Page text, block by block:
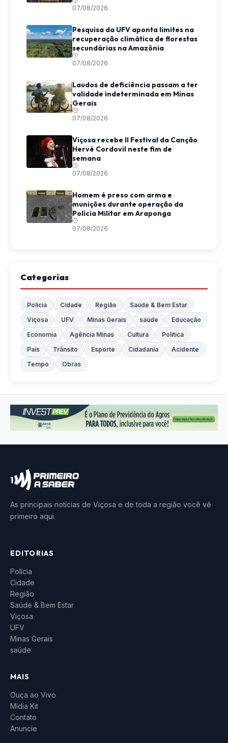
07/08/2026
Pesquisa da UFV aponta limites na
recuperação climática de florestas
secundárias na Amazônia
07/08/2026
Laudos de deficiência passam a ter
validade indeterminada em Minas
Gerais
07/08/2026
Viçosa recebe II Festival da Canção
Hervé Cordovil neste fim de
semana
07/08/2026
Homem é preso com arma e
munições durante operação da
Polícia Militar em Araponga
07/08/2026
Categorias
Polícia Cidade Região
Saúde & Bem Estar
Viçosa
UFV Minas Gerais saúde
Educação
Economia
Agência Minas Cultura
Política
País
Trânsito Esporte Cidadania
Acidente
Tempo
Obras
As principais notícias de Viçosa e de toda a região você vê
primeiro aqui.
EDITORIAS
Polícia
Cidade
Região
Saúde & Bem Estar
Viçosa
UFV
Minas Gerais
saúde
MAIS
Ouça ao Vivo
Mídia Kit
Contato
Anuncie